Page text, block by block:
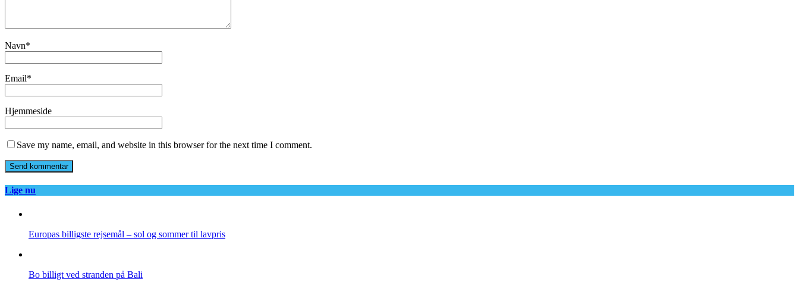
Navn*
Email*
Hjemmeside
Save my name, email, and website in this browser for the next time I comment.
Lige nu
Europas billigste rejsemål – sol og sommer til lavpris
Bo billigt ved stranden på Bali